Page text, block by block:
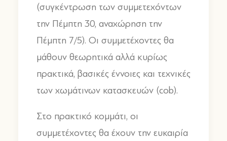
(συγκέντρωση των συμμετεχόντων
την Πέμπτη 30, αναχώρηση την
Πέμπτη 7/5). Οι συμμετέχοντες θα
μάθουν θεωρητικά αλλά κυρίως
πρακτικά, βασικές έννοιες και τεχνικές
των χωμάτινων κατασκευών (cob).
Στο πρακτικό κομμάτι, οι
συμμετέχοντες θα έχουν την ευκαιρία